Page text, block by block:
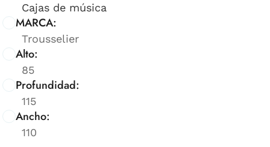
Cajas de música
MARCA:
Trousselier
Alto:
85
Profundidad:
115
Ancho:
110